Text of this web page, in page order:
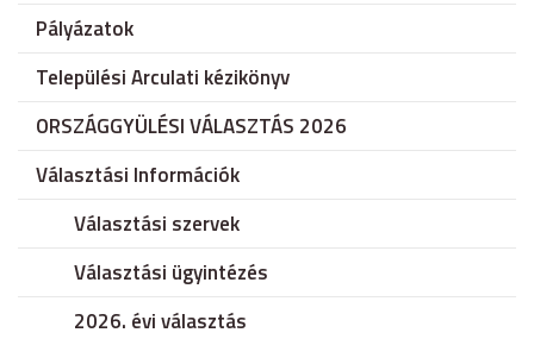
Pályázatok
Települési Arculati kézikönyv
ORSZÁGGYÜLÉSI VÁLASZTÁS 2026
Választási Információk
Választási szervek
Választási ügyintézés
2026. évi választás